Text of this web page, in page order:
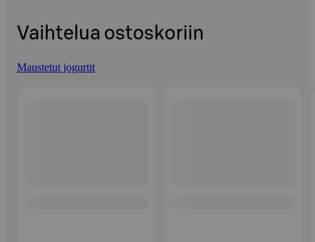
Vaihtelua ostoskoriin
Maustetut jogurtit